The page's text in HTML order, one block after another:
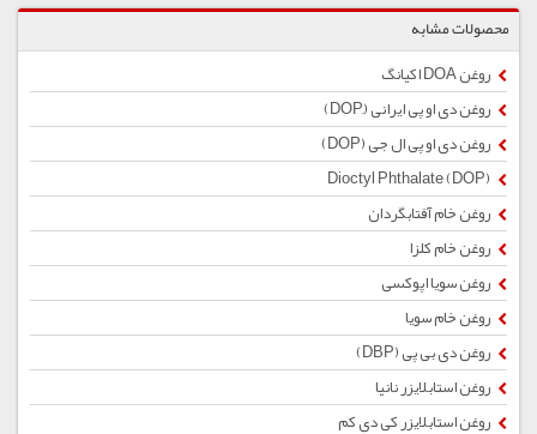
محصولات مشابه
روغن DOA اکیانگ
روغن دی او پی ایرانی (ِDOP)
روغن دی او پی ال جی (DOP)
روغن خام آفتابگردان
روغن خام کلزا
روغن سویا اپوکسی
روغن خام سویا
روغن دی بی پی (DBP)
روغن استابلایزر نانیا
روغن استابلایزر کی دی کم